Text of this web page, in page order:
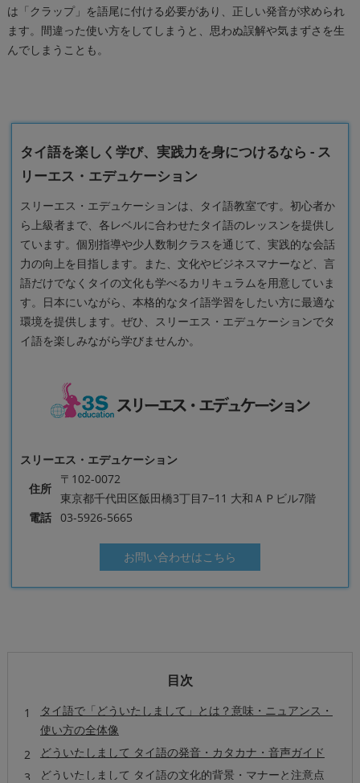
は「クラップ」を語尾に付ける必要があり、正しい発音が求められ
ます。間違った使い方をしてしまうと、思わぬ誤解や気まずさを生
んでしまうことも。
タイ語を楽しく学び、実践力を身につけるなら - ス
リーエス・エデュケーション
スリーエス・エデュケーションは、タイ語教室です。初心者か
ら上級者まで、各レベルに合わせたタイ語のレッスンを提供し
ています。個別指導や少人数制クラスを通じて、実践的な会話
力の向上を目指します。また、文化やビジネスマナーなど、言
語だけでなくタイの文化も学べるカリキュラムを用意していま
す。日本にいながら、本格的なタイ語学習をしたい方に最適な
環境を提供します。ぜひ、スリーエス・エデュケーションでタ
イ語を楽しみながら学びませんか。
スリーエス・エデュケーション
住所
〒102-0072
東京都千代田区飯田橋3丁目7−11 大和ＡＰビル7階
電話 03-5926-5665
お問い合わせはこちら
目次
タイ語で「どういたしまして」とは？意味・ニュアンス・
使い方の全体像
どういたしまして タイ語の発音・カタカナ・音声ガイド
どういたしまして タイ語の文化的背景・マナーと注意点